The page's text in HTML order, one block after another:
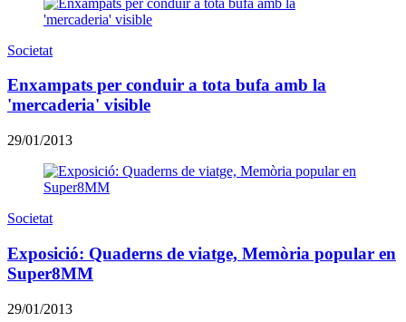
Societat
Enxampats per conduir a tota bufa amb la
'mercaderia' visible
29/01/2013
Societat
Exposició: Quaderns de viatge, Memòria popular en
Super8MM
29/01/2013